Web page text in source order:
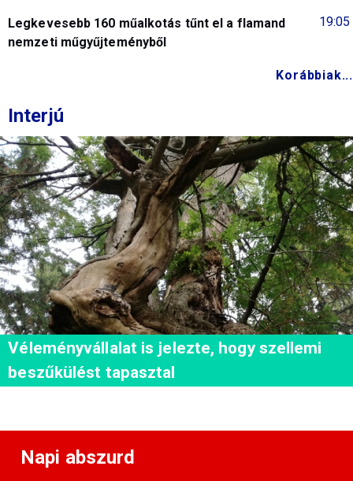
19:05
Legkevesebb 160 műalkotás tűnt el a flamand
nemzeti műgyűjteményből
Korábbiak...
Interjú
Véleményvállalat is jelezte, hogy szellemi
beszűkülést tapasztal
Napi abszurd